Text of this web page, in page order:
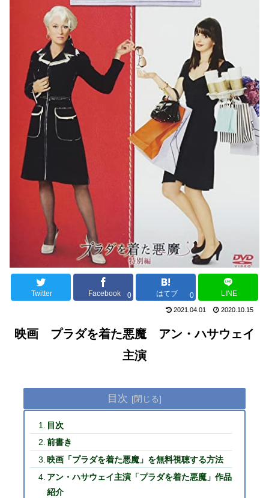
Twitter Facebook 0 はてブ 0 LINE
2021.04.01 2020.10.15
映画 プラダを着た悪魔 アン・ハサウェイ
主演
目次
目次
前書き
映画「プラダを着た悪魔」を無料視聴する方法
アン・ハサウェイ主演「プラダを着た悪魔」作品
紹介